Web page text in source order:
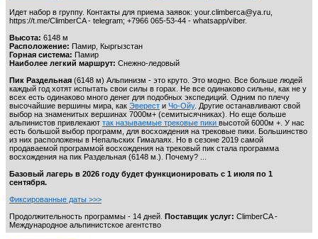
Туры, треккинг и экспедиции в Центральной Азии
Программы Снежный барс 13
Активный отдых Кыргызстан 23
Иссык-Куль. Экскурсии и треки 9
Идет набор в группу. Контакты для приема заявок: your.climberca@ya.ru,
https://t.me/ClimberCA - telegram; +7966 065-53-44 - whatsapp/viber.
Высота: 6148 м
Расположение: Памир, Кыргызстан
Горная система: Памир
Наиболее легкий маршрут: Снежно-ледовый
Пик Раздельная (6148 м) Альпинизм - это круто. Это модно. Все больше людей
каждый год хотят испытать свои силы в горах. Не все одинаково сильны, как не у
всех есть одинаково много денег для подобных экспедиций. Одним по плечу
высочайшие вершины мира, как Эверест и Чо-Ойу. Другие останавливают свой
выбор на знаменитых вершинах 7000м+ (семитысячниках). Но еще больше
альпинистов привлекают так называемые трековые пики высотой 6000м +. У нас
есть большой выбор программ, для восхождения на трековые пики. Большинство
из них расположены в Непальских Гималаях. Но в сезоне 2019 самой
продаваемой программой восхождения на трековый пик стала программа
восхождения на пик Раздельная (6148 м.). Почему? ...
Базовый лагерь в 2026 году будет функционировать с 1 июля по 1
сентября.
Фиксированные даты >>>
Продолжительность программы - 14 дней. Поставщик услуг: ClimberCA -
Международное альпинистское агентство